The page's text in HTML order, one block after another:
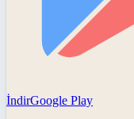
İndirGoogle Play